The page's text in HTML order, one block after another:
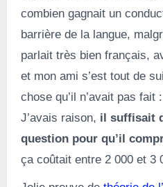
combien gagnait un
barrière de la langue,
parlait très bien français,
et mon ami s’est tout de
chose qu’il n’avait pas fait
J’avais raison, il suffisait
question pour qu’il
ça coûtait entre 2 000 et 3